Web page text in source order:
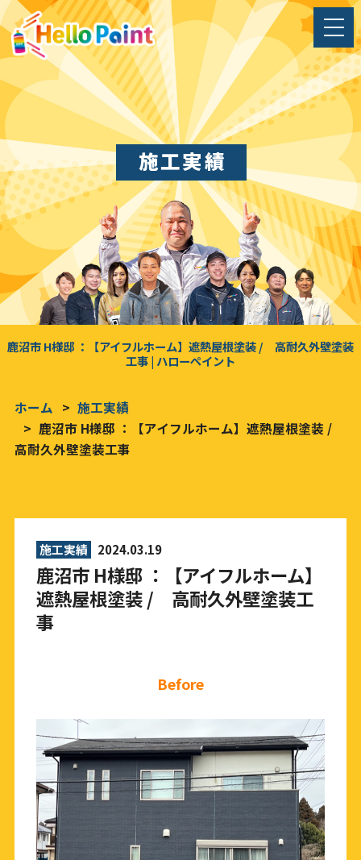
施工実績
鹿沼市 H様邸 ：【アイフルホーム】遮熱屋根塗装 / 高耐久外壁塗装
工事 | ハローペイント
ホーム
施工実績
鹿沼市 H様邸 ：【アイフルホーム】遮熱屋根塗装 /
高耐久外壁塗装工事
施工実績 2024.03.19
鹿沼市 H様邸 ：【アイフルホーム】
遮熱屋根塗装 / 高耐久外壁塗装工
事
Before